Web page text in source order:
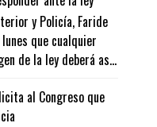
y Policía, Faride
que cualquier
de la ley deberá as...
al Congreso que